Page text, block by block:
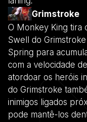
Grimstroke
O Monkey King tira
Swell do
Spring para
com a velocidade
atordoar os heróis
do Grimstroke
inimigos ligados
pode mantê-los